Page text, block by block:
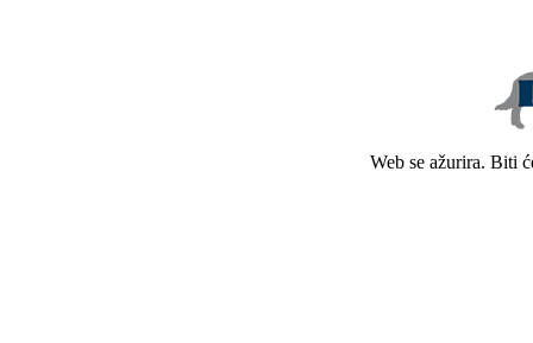
Web se ažurira. Biti